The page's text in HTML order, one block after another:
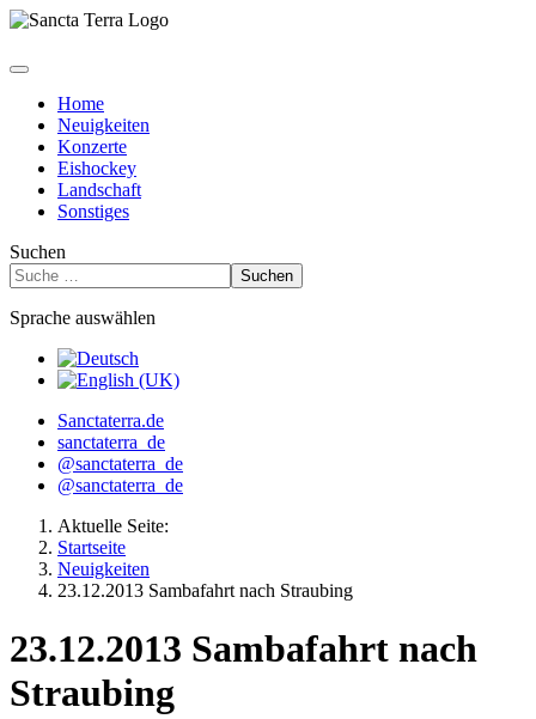
Home
Neuigkeiten
Konzerte
Eishockey
Landschaft
Sonstiges
Suchen
Suchen
Sprache auswählen
Sanctaterra.de
sanctaterra_de
@sanctaterra_de
@sanctaterra_de
Aktuelle Seite:
Startseite
Neuigkeiten
23.12.2013 Sambafahrt nach Straubing
23.12.2013 Sambafahrt nach
Straubing